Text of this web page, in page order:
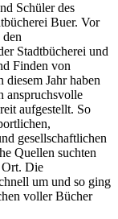
Schüler des
Buer. Vor
Stadtbücherei und
Finden von
Jahr haben
anspruchsvolle
aufgestellt. So
gesellschaftlichen
Quellen suchten
Ort. Die
um und so ging
voller Bücher